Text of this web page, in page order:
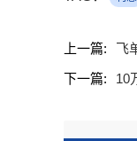
上一篇:
飞
下一篇:
10